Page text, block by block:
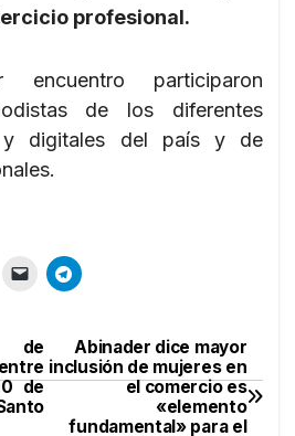
profesional.
participaron
de los diferentes
y digitales del país y de
Abinader dice mayor
inclusión de mujeres en
el comercio es
«elemento
fundamental» para el
de
de